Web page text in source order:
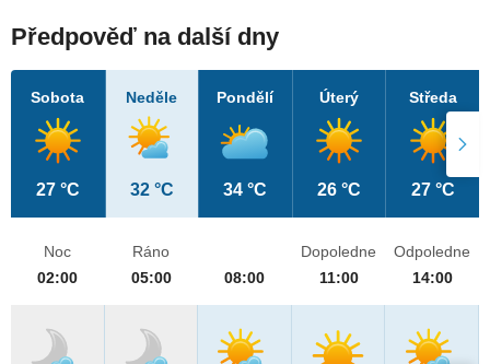
Předpověď na další dny
Sobota
27 °C
Neděle
32 °C
Pondělí
34 °C
Úterý
26 °C
Středa
27 °C
Noc
02:00
Ráno
05:00
08:00
Dopoledne
11:00
Odpoledne
14:00